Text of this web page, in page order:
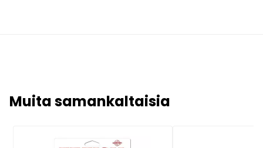
Muita samankaltaisia